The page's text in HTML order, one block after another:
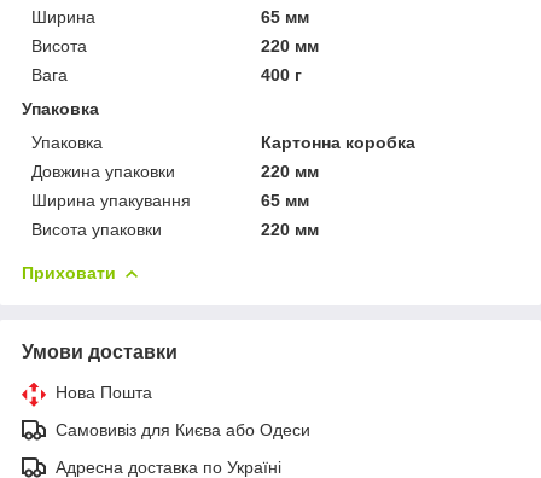
Ширина
65 мм
Висота
220 мм
Вага
400 г
Упаковка
Упаковка
Картонна коробка
Довжина упаковки
220 мм
Ширина упакування
65 мм
Висота упаковки
220 мм
Приховати
Умови доставки
Нова Пошта
Самовивіз для Києва або Одеси
Адресна доставка по Україні